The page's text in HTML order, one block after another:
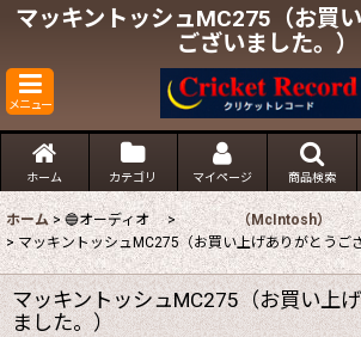
マッキントッシュMC275（お買
ございました。）
メニュー
ホーム カテゴリ マイページ 商品検索
ホーム > 🔵オーディオ > （McIntosh）
> マッキントッシュMC275（お買い上げありがとうご
マッキントッシュMC275（お買い上
ました。）